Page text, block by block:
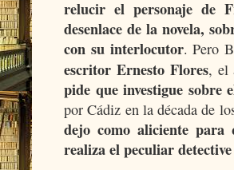
relucir el personaje de
desenlace de la novela,
con su interlocutor. Pero
escritor Ernesto Flores, el
pide que investigue sobre
por Cádiz en la década de
dejo como aliciente para
realiza el peculiar